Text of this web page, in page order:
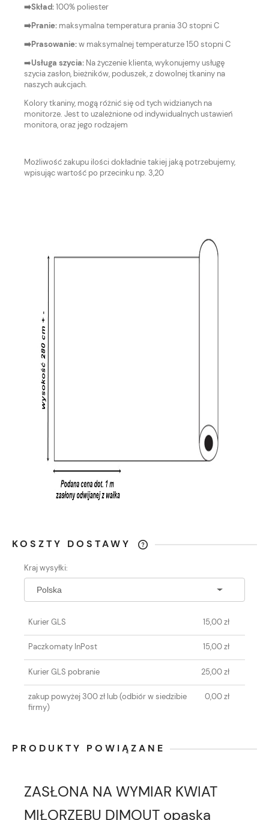
➡️Skład:100% poliester
➡️Pranie: maksymalna temperatura prania 30 stopni C
➡️Prasowanie:w maksymalnej temperaturze 150 stopni C
➡️Usługa szycia: Na życzenie klienta, wykonujemy usługę
szycia zasłon, bieżników, poduszek, z dowolnej tkaniny na
naszych aukcjach.
Kolory tkaniny, mogą różnić się od tych widzianych na
monitorze. Jest to uzależnione od indywidualnych ustawień
monitora, oraz jego rodzajem
Możliwość zakupu ilości dokładnie takiej jaką potrzebujemy,
wpisując wartość po przecinku np. 3,20
KOSZTY DOSTAWY
KOSZTÓW PŁATNOŚCI
Kraj wysyłki:
Kurier GLS 15,00 zł
Paczkomaty InPost 15,00 zł
Kurier GLS pobranie 25,00 zł
zakup powyżej 300 zł lub(odbiór w siedzibie
firmy)
0,00 zł
PRODUKTY POWIĄZANE
ZASŁONA NA WYMIAR KWIAT
MIŁORZĘBU DIMOUT opaska